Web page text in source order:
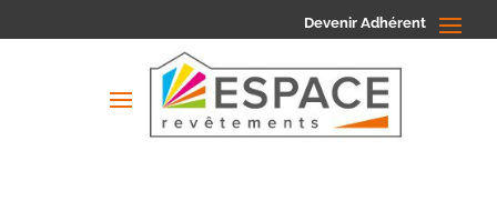
Devenir Adhérent